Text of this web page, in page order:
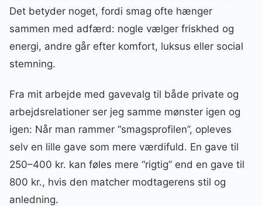
Det betyder noget, fordi smag ofte hænger
sammen med adfærd: nogle vælger friskhed og
energi, andre går efter komfort, luksus eller social
stemning.
Fra mit arbejde med gavevalg til både private og
arbejdsrelationer ser jeg samme mønster igen og
igen: Når man rammer “smagsprofilen”, opleves
selv en lille gave som mere værdifuld. En gave til
250–400 kr. kan føles mere “rigtig” end en gave til
800 kr., hvis den matcher modtagerens stil og
anledning.